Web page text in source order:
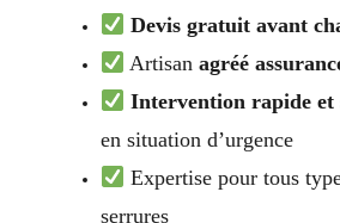
Devis gratuit avant
Artisanagréé
Intervention rapide et
en situation d’urgence
Expertise pour tous
serrures